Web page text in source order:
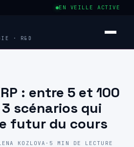
EN VEILLE ACTIVE
· R&D
: entre 5 et 100
scénarios qui
futur du cours
KOZLOVA · 5 MIN DE LECTURE